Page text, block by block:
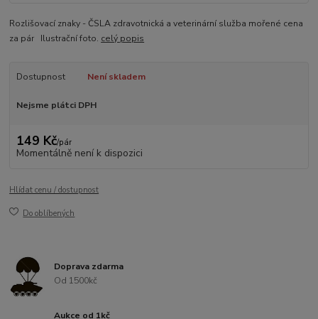
Rozlišovací znaky - ČSLA zdravotnická a veterinární služba mořené cena
za pár Ilustrační foto. celý popis
Dostupnost Není skladem
Nejsme plátci DPH
149 Kč/pár
Momentálně není k dispozici
Hlídat cenu / dostupnost
Do oblíbených
Doprava zdarma
Od 1500kč
Aukce od 1kč